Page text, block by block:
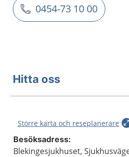
0454-73 10 00
Hitta oss
Större karta och reseplanerare
Besöksadress:
Blekingesjukhuset,